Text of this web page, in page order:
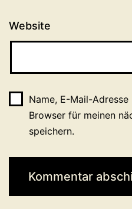
Website
Name, E-Mail-
Browser für meinen
speichern.